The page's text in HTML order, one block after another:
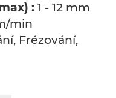
: 1 - 12 mm
min
Frézování,